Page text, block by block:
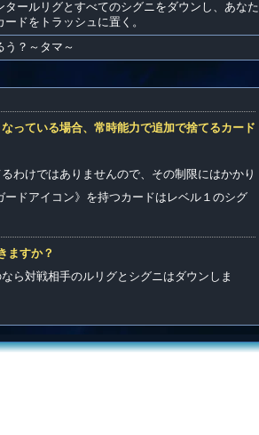
タールリグとすべてのシグニをダウンし、あなた
ドをトラッシュに置く。
う？～タマ～
っている場合、常時能力で追加で捨てるカード
わけではありませんので、その制限にはかかり
ドアイコン》を持つカードはレベル１のシグ
ますか？
ら対戦相手のルリグとシグニはダウンしま